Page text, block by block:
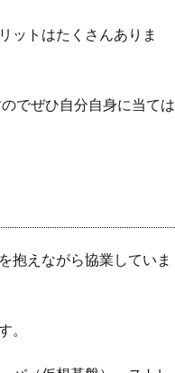
ットはたくさんありま
でぜひ自分自身に当ては
抱えながら協業していま
。